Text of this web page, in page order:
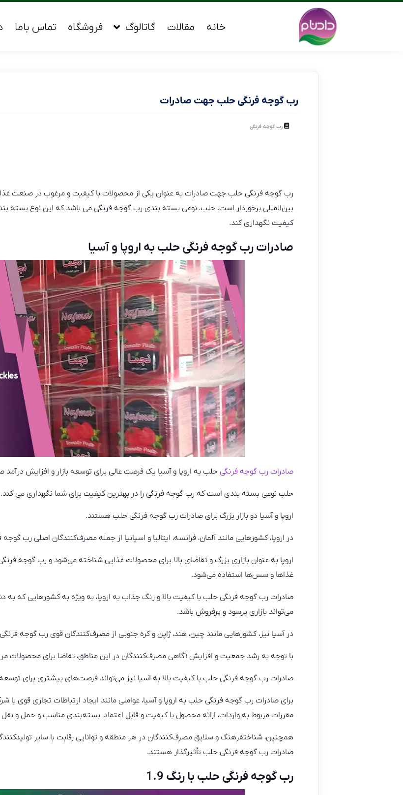
خانه مقالات گاتالوگ فروشگاه تماس باما
رب گوجه فرنگی حلب جهت صادرات
رب گوجه فرنگی
رب گوجه فرنگی حلب جهت صادرات به عنوان یکی از محصولات با کیفیت و مرغوب در صنعت غذایی،
بین‌المللی برخوردار است. حلب، نوعی بسته بندی رب گوجه فرنگی می باشد که این نوع بسته
کیفیت نگهداری کند.
صادرات رب گوجه فرنگی حلب به اروپا و آسیا
صادرات رب گوجه فرنگی حلب به اروپا و آسیا یک فرصت عالی برای توسعه بازار و افزایش
حلب نوعی بسته بندی است که رب گوجه فرنگی را در بهترین کیفیت برای شما نگهداری می کند.
اروپا و آسیا دو بازار بزرگ برای صادرات رب گوجه فرنگی حلب هستند.
در اروپا، کشورهایی مانند آلمان، فرانسه، ایتالیا و اسپانیا از جمله مصرف‌کنندگان اصلی رب
اروپا به عنوان بازاری بزرگ و تقاضای بالا برای محصولات غذایی شناخته می‌شود و رب گوجه
غذاها و سس‌ها استفاده می‌شود.
صادرات رب گوجه فرنگی حلب با کیفیت بالا و رنگ جذاب به اروپا، به ویژه به کشورهایی که
می‌تواند بازاری پرسود و پرفروش باشد.
در آسیا نیز، کشورهایی مانند چین، هند، ژاپن و کره جنوبی از مصرف‌کنندگان قوی رب گوجه
با توجه به رشد جمعیت و افزایش آگاهی مصرف‌کنندگان در این مناطق، تقاضا برای محصولات
صادرات رب گوجه فرنگی حلب با کیفیت بالا به آسیا نیز می‌تواند فرصت‌های بیشتری برای
برای صادرات رب گوجه فرنگی حلب به اروپا و آسیا، عواملی مانند ایجاد ارتباطات تجاری قوی با
مقررات مربوط به واردات، ارائه محصول با کیفیت و قابل اعتماد، بسته‌بندی مناسب و حمل و نقل
همچنین، شناختفرهنگ و سلایق مصرف‌کنندگان در هر منطقه و توانایی رقابت با سایر
صادرات رب گوجه فرنگی حلب تأثیرگذار هستند.
رب گوجه فرنگی حلب با رنگ 1.9